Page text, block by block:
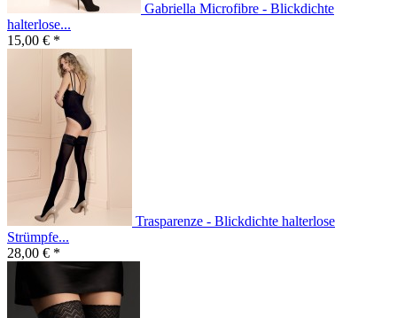
Gabriella Microfibre - Blickdichte
halterlose...
15,00 € *
Trasparenze - Blickdichte halterlose
Strümpfe...
28,00 € *